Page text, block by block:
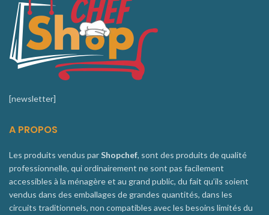
[newsletter]
A PROPOS
Les produits vendus parShopchef, sont des produits de qualité
professionnelle, qui ordinairement ne sont pas facilement
accessibles à la ménagère et au grand public, du fait qu’ils soient
vendus dans des emballages de grandes quantités, dans les
circuits traditionnels, non compatibles avec les besoins limités du